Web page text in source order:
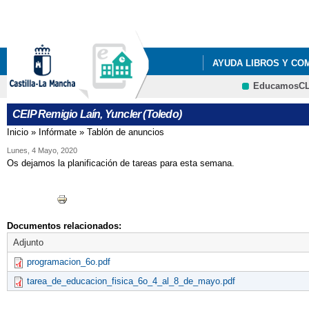
AYUDA LIBROS Y
LISTADOS DE
CEIP Remigio Laín, Yuncler (Toledo)
Se encuentra usted aquí
Inicio » Infórmate » Tablón de anuncios
Lunes, 4 Mayo, 2020
Os dejamos la planificación de tareas para esta semana.
Documentos relacionados:
Adjunto
programacion_6o.pdf
tarea_de_educacion_fisica_6o_4_al_8_de_mayo.pdf